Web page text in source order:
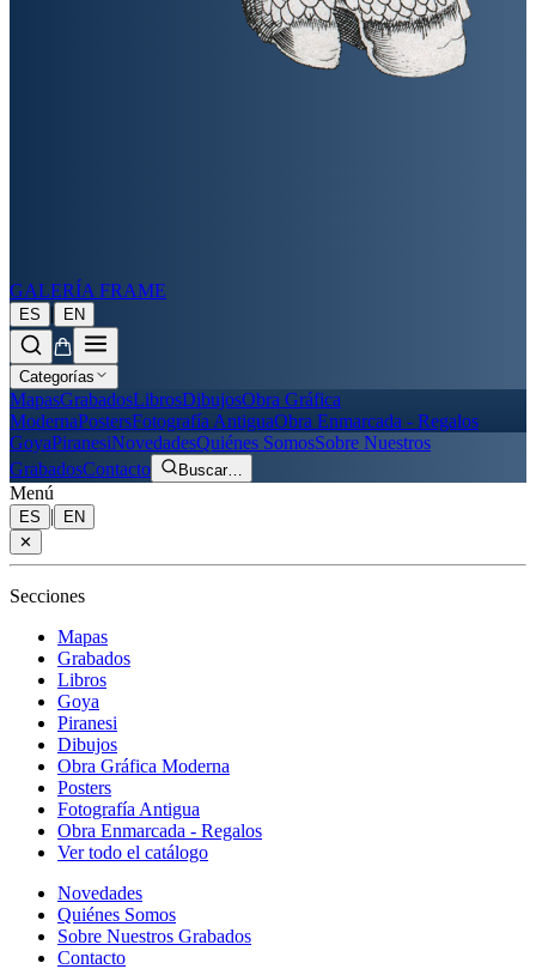
GALERÍA FRAME
ES | EN
Categorías
MapasGrabadosLibrosDibujosObra Gráfica
ModernaPostersFotografía AntiguaObra Enmarcada - Regalos
GoyaPiranesiNovedadesQuiénes SomosSobre Nuestros
GrabadosContacto Buscar…
Menú
ES |
EN
✕
Secciones
Mapas
Grabados
Libros
Goya
Piranesi
Dibujos
Obra Gráfica Moderna
Posters
Fotografía Antigua
Obra Enmarcada - Regalos
Ver todo el catálogo
Novedades
Quiénes Somos
Sobre Nuestros Grabados
Contacto